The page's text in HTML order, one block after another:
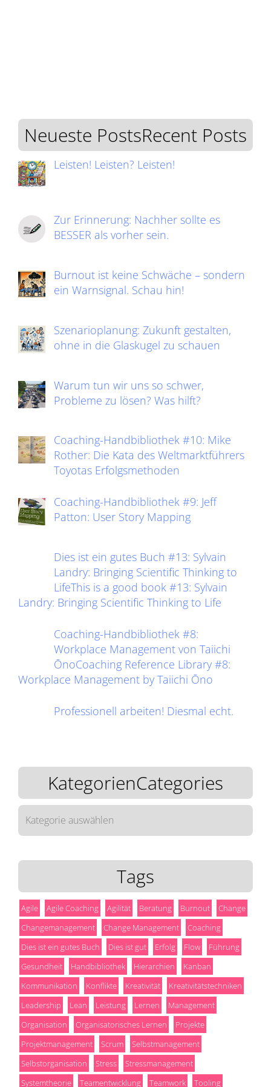
Neueste PostsRecent Posts
Leisten! Leisten? Leisten!
Zur Erinnerung: Nachher sollte es
BESSER als vorher sein.
Burnout ist keine Schwäche – sondern
ein Warnsignal. Schau hin!
Szenarioplanung: Zukunft gestalten,
ohne in die Glaskugel zu schauen
Warum tun wir uns so schwer,
Probleme zu lösen? Was hilft?
Coaching-Handbibliothek #10: Mike
Rother: Die Kata des Weltmarktführers
Toyotas Erfolgsmethoden
Coaching-Handbibliothek #9: Jeff
Patton: User Story Mapping
Dies ist ein gutes Buch #13: Sylvain
Landry: Bringing Scientific Thinking to
LifeThis is a good book #13: Sylvain
Landry: Bringing Scientific Thinking to Life
Coaching-Handbibliothek #8:
Workplace Management von Taiichi
ŌnoCoaching Reference Library #8:
Workplace Management by Taiichi Ōno
Professionell arbeiten! Diesmal echt.
KategorienCategories
KategorienCategories
Tags
Agile Agile Coaching Agilität Beratung Burnout
Change
Changemanagement
Change Management
Coaching
Dies ist ein gutes Buch
Dies ist gut Erfolg Flow
Führung
Gesundheit
Handbibliothek Hierarchien
Kanban
Kommunikation
Konflikte Kreativität
Kreativitätstechniken
Leadership
Lean Leistung Lernen
Management
Organisation
Organisatorisches Lernen
Projekte
Projektmanagement
Scrum
Selbstmanagement
Selbstorganisation
Stress
Stressmanagement
Systemtheorie
Teamentwicklung Teamwork
Tooling